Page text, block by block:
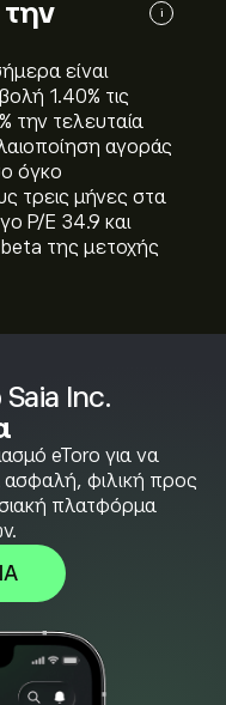
Inc.
eToro για να
ασφαλή, φιλική προς
πλατφόρμα
i
είναι
‎1.40‎% τις
την τελευταία
αγοράς
όγκο
τρεις μήνες στα
P/E 34.9 και
της μετοχής